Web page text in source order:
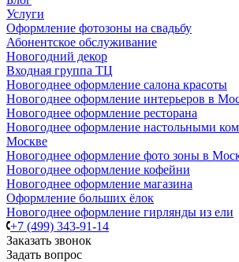
Услуги
Оформление фотозоны на свадьбу
Абонентское обслуживание
Новогодний декор
Входная группа ТЦ
Новогоднее оформление салона красоты
Новогоднее оформление интерьеров в
Новогоднее оформление ресторана
Новогоднее оформление настольными
Москве
Новогоднее оформление фото зоны в
Новогоднее оформление кофейни
Новогоднее оформление магазина
Оформление больших ёлок
Новогоднее оформление гирлянды из ели
+7 (499) 343-91-14
Заказать звонок
Задать вопрос